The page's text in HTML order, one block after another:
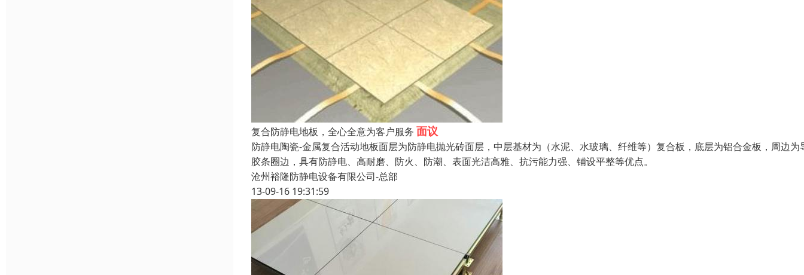
复合防静电地板，全心全意为客户服务 面议
防静电陶瓷-金属复合活动地板面层为防静电抛光砖面层，中层基材为（水泥、水玻璃、纤维等）复合板，底层为铝合金板，周边为
胶条圈边，具有防静电、高耐磨、防火、防潮、表面光洁高雅、抗污能力强、铺设平整等优点。
沧州裕隆防静电设备有限公司-总部
13-09-16 19:31:59